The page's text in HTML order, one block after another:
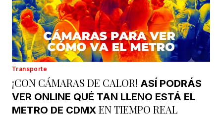
Transporte
¡CON CÁMARAS DE CALOR! ASÍ PODRÁS
VER ONLINE QUÉ TAN LLENO ESTÁ EL
METRO DE CDMX EN TIEMPO REAL